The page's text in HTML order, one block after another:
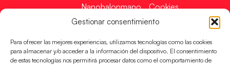
Gestionar consentimiento
Para ofrecer las mejores experiencias, utilizamos tecnologías como las cookies
para almacenar y/o acceder a la información del dispositivo. El consentimiento
de estas tecnologías nos permitirá procesar datos como el comportamiento de
Nanobalonmano
Tienda
Cookies
Mapa Web
Incidencias
EN